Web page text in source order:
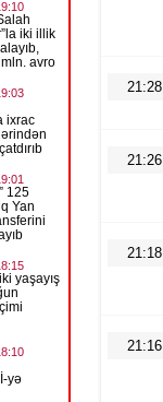
21:28
21:26
21:18
21:16